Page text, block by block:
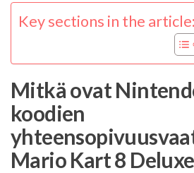
Key sections in the article:
Mitkä ovat
koodien
Mario Kart 8